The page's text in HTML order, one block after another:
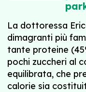
La dottoressa
dimagranti più
tante proteine
pochi zuccheri al
equilibrata, che
calorie sia